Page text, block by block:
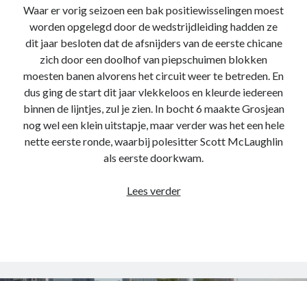
De Formule 1 weigert Andretti enkel uit hebzucht, ondanks de
woordenbrij
Recente reacties
De F1-Nerd op Het regeldilemma van de Formule 1
De F1-Nerd
Het regeldilemma van de Formule 1
Mark van Dijk op
Het regeldilemma van de Formule 1
Katja.schendzielorz@planet.nl
op
Het regeldilemma van de Formule 1
Waar er vorig seizoen een bak positiewisselingen moest
worden opgelegd door de wedstrijdleiding hadden ze
dit jaar besloten dat de afsnijders van de eerste chicane
zich door een doolhof van piepschuimen blokken
moesten banen alvorens het circuit weer te betreden. En
dus ging de start dit jaar vlekkeloos en kleurde iedereen
binnen de lijntjes, zul je zien. In bocht 6 maakte Grosjean
nog wel een klein uitstapje, maar verder was het een hele
nette eerste ronde, waarbij polesitter Scott McLaughlin
als eerste doorkwam.
Lees verderRace